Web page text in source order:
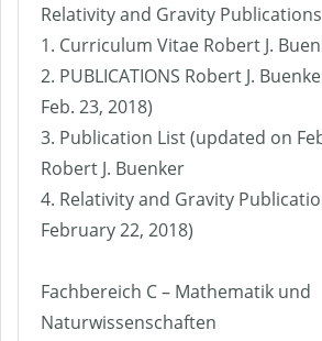
Relativity and Gravity
1. Curriculum Vitae Robert J.
2. PUBLICATIONS Robert J.
Feb. 23, 2018)
3. Publication List (updated on
Robert J. Buenker
4. Relativity and Gravity
February 22, 2018)
Fachbereich C – Mathematik und
Naturwissenschaften